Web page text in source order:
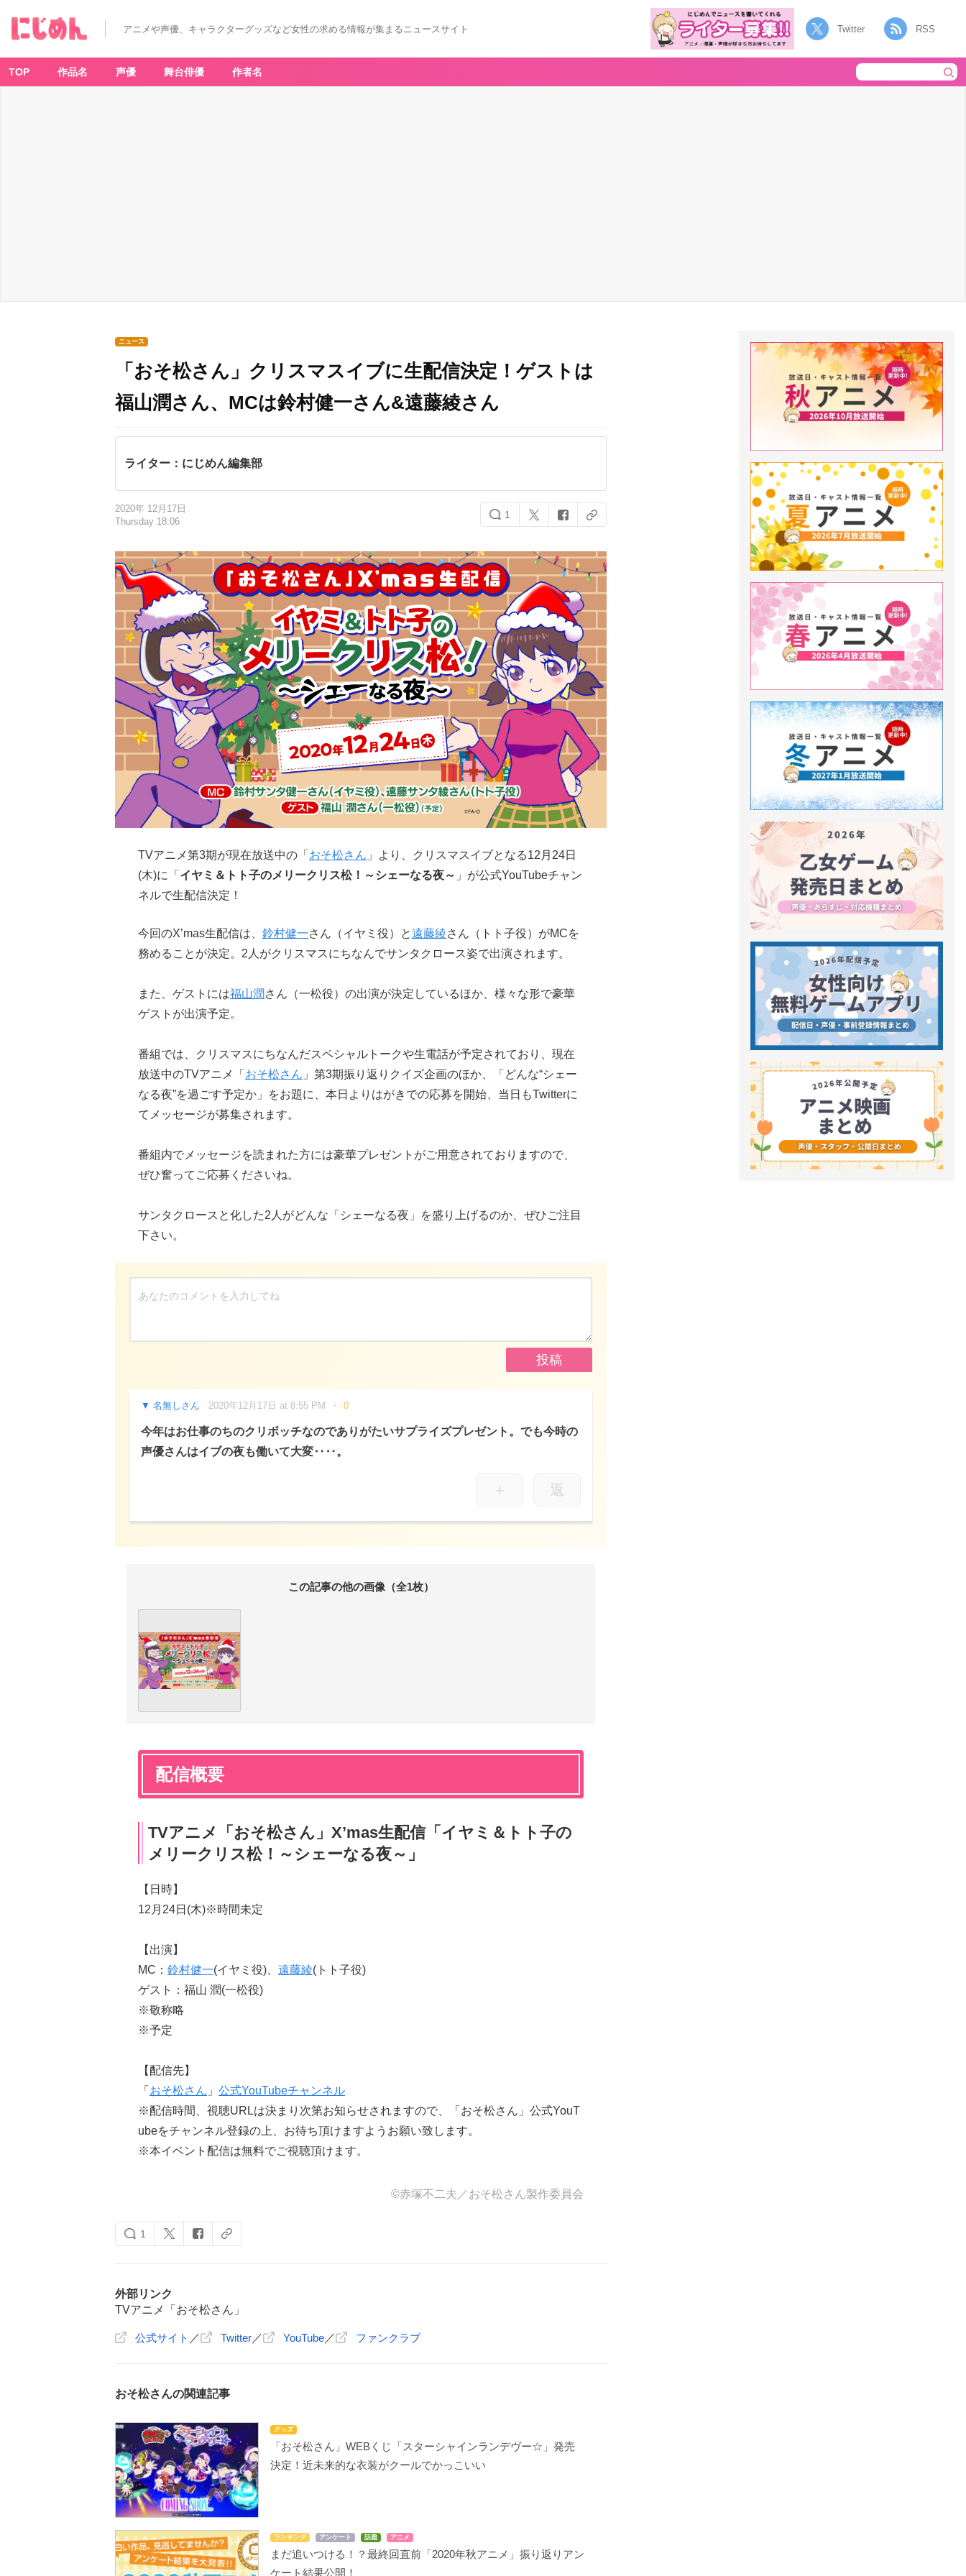
アニメや声優、キャラクターグッズなど女性の求める情報が集まるニュースサイト Twitter RSS
TOP 作品名 声優 舞台俳優 作者名
ニュース
「おそ松さん」クリスマスイブに生配信決定！ゲストは
福山潤さん、MCは鈴村健一さん&遠藤綾さん
ライター：にじめん編集部
2020年 12月17日
Thursday 18:06
1
TVアニメ第3期が現在放送中の「 おそ松さん 」より、クリスマスイブとなる12月24日
(木)に「 イヤミ＆トト子のメリークリス松！～シェーなる夜～ 」が公式YouTubeチャン
ネルで生配信決定！
今回のX’mas生配信は、 鈴村健一さん（イヤミ役）と遠藤綾さん（トト子役）がMCを
務めることが決定。2人がクリスマスにちなんでサンタクロース姿で出演されます。
また、ゲストには福山潤さん（一松役）の出演が決定しているほか、様々な形で豪華
ゲストが出演予定。
番組では、クリスマスにちなんだスペシャルトークや生電話が予定されており、現在
放送中のTVアニメ「 おそ松さん 」第3期振り返りクイズ企画のほか、「どんな“シェー
なる夜”を過ごす予定か」をお題に、本日よりはがきでの応募を開始、当日もTwitterに
てメッセージが募集されます。
番組内でメッセージを読まれた方には豪華プレゼントがご用意されておりますので、
ぜひ奮ってご応募くださいね。
サンタクロースと化した2人がどんな「シェーなる夜」を盛り上げるのか、ぜひご注目
下さい。
名無しさん 2020年12月17日 at 8:55 PM 0
今年はお仕事のちのクリボッチなのでありがたいサプライズプレゼント。でも今時の
声優さんはイブの夜も働いて大変‥‥。
＋ 返
この記事の他の画像（全1枚）
配信概要
TVアニメ「おそ松さん」X’mas生配信「イヤミ＆トト子の
メリークリス松！～シェーなる夜～」
【日時】
12月24日(木)※時間未定
【出演】
MC： 鈴村健一(イヤミ役)、 遠藤綾(トト子役)
ゲスト：福山 潤(一松役)
※敬称略
※予定
【配信先】
「 おそ松さん 」 公式YouTubeチャンネル
※配信時間、視聴URLは決まり次第お知らせされますので、「おそ松さん」公式YouT
ubeをチャンネル登録の上、お待ち頂けますようお願い致します。
※本イベント配信は無料でご視聴頂けます。
©︎赤塚不二夫／おそ松さん製作委員会
1
外部リンク
TVアニメ「おそ松さん」
公式サイト ／ Twitter ／ YouTube ／ ファンクラブ
おそ松さんの関連記事
グッズ
「おそ松さん」WEBくじ「スターシャインランデヴー☆」発売
決定！近未来的な衣装がクールでかっこいい
ランキング アンケート 話題 アニメ
まだ追いつける！？最終回直前「2020年秋アニメ」振り返りアン
ケート結果公開！